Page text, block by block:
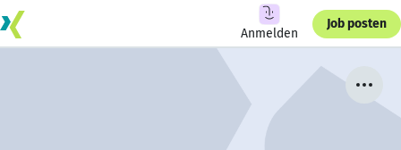
Anmelden
Job posten